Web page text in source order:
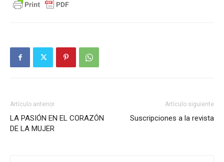
Artículo anterior
LA PASIÓN EN EL CORAZÓN
DE LA MUJER
Artículo siguiente
Suscripciones a la revista